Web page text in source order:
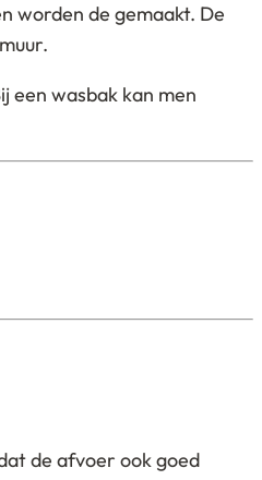
worden de gemaakt. De
een wasbak kan men
de afvoer ook goed